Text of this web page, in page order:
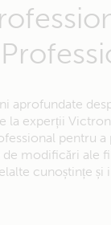
aprofundate
la experții
pentru a
de modificări ale
cunoștințe și